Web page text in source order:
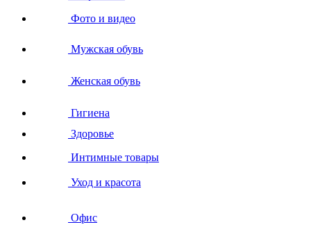
Фото и видео
Мужская обувь
Женская обувь
Гигиена
Здоровье
Интимные товары
Уход и красота
Офис